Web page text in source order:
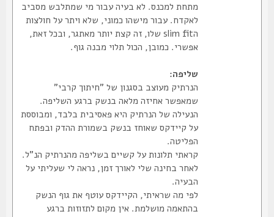
מתחת למכנס. לא בעיה עבור מי שמתלבש מסביב
לאקדח. עבור מישהו כמוני, שלא ויתר על חולצות
הslim fit שלו, זה קצת יותר מאתגר, ובכל זאת,
אפשרי. כמובן, הכול תלוי מבנה גוף.
שליפה:
הנרתיק מעוצב בסגנון של "חיתוך קרבי"
שמאפשר אחיזה מלאה בנשק ברגע השליפה.
הנעילה של הנרתיק היא פאסיבית בלבד, ומבוססת
על קיידקס שאוחז בנשק בשמורת ההדק ובפתח
הפליטה.
קראתי תלונות על קשיים בשליפה מהנרתיק הנ"ל.
לאחר בחינה שלי לאורך זמן, נראה לי שעליתי על
הבעיה.
לפי מה שראיתי, הקיידקס עוטף את גוף הנשק
בהתאמה מושלמת. אין מקום לתזוזות ברגע